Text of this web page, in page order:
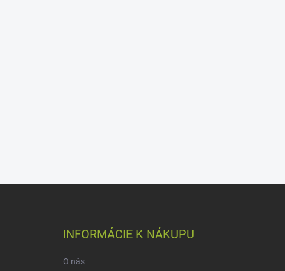
INFORMÁCIE K NÁKUPU
O nás